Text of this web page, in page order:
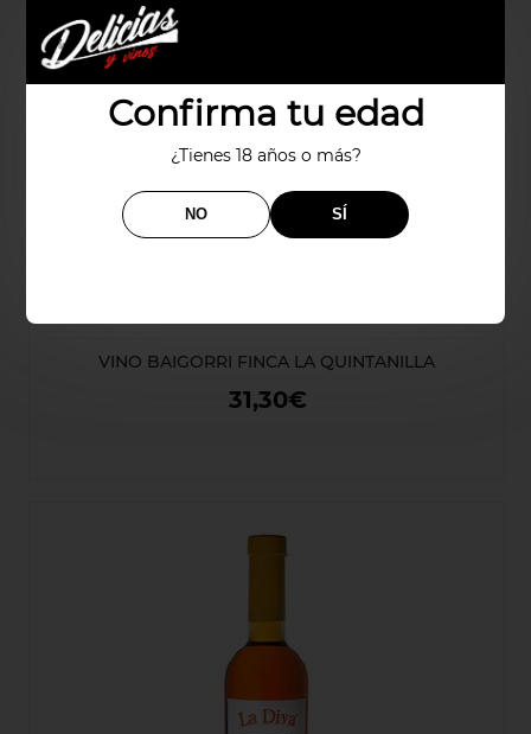
Confirma tu edad
¿Tienes 18 años o más?
NO SÍ
VINO BAIGORRI FINCA LA QUINTANILLA
31,30€